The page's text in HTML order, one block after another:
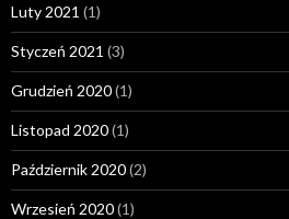
Luty 2021 (1)
Styczeń 2021 (3)
Grudzień 2020(1)
Listopad 2020(1)
Październik 2020(2)
Wrzesień 2020(1)